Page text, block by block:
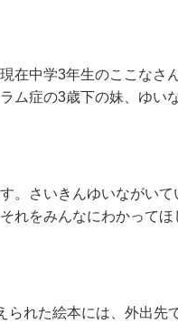
在中学3年生のここなさ
ム症の3歳下の妹、ゆい
。さいきんゆいながいて
れをみんなにわかってほ
られた絵本には、外出先